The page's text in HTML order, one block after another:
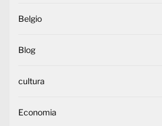
Belgio
Blog
cultura
Economia